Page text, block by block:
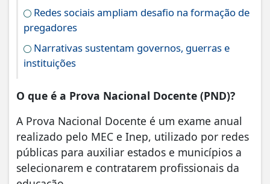
Redes sociais ampliam desafio na formação de
pregadores
Narrativas sustentam governos, guerras e
instituições
O que é a Prova Nacional Docente (PND)?
A Prova Nacional Docente é um exame anual
realizado pelo MEC e Inep, utilizado por redes
públicas para auxiliar estados e municípios a
selecionarem e contratarem profissionais da